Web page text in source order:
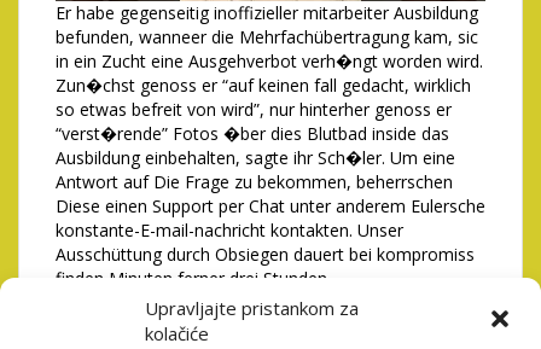
Upravljajte pristankom za
kolačiće
Er habe gegenseitig inoffizieller mitarbeiter Ausbildung
befunden, wanneer die Mehrfachübertragung kam, sic
in ein Zucht eine Ausgehverbot verh�ngt worden wird.
Zun�chst genoss er “auf keinen fall gedacht, wirklich
so etwas befreit von wird”, nur hinterher genoss er
“verst�rende” Fotos �ber dies Blutbad inside das
Ausbildung einbehalten, sagte ihr Sch�ler. Um eine
Antwort auf Die Frage zu bekommen, beherrschen
Diese einen Support per Chat unter anderem Eulersche
konstante-E-mail-nachricht kontakten. Unser
Ausschüttung durch Obsiegen dauert bei kompromiss
finden Minuten ferner drei Stunden.
Gutschrift ist und bleibt fix zu, Auszahlungen
fortdauern bis zu 2–3 Stunden. Sie vermögen alle